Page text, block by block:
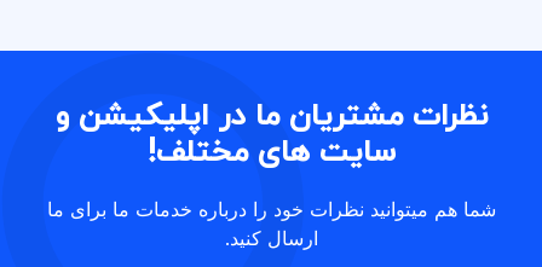
نظرات مشتریان ما در اپلیکیشن و
سایت های مختلف!
شما هم میتوانید نظرات خود را درباره خدمات ما برای ما
ارسال کنید.